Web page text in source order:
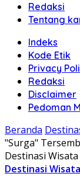
Redaksi
Tentang
Indeks
Kode Etik
Privacy
Redaksi
Disclaimer
Pedoman
Beranda
"Surga"
Destinasi
Destinasi